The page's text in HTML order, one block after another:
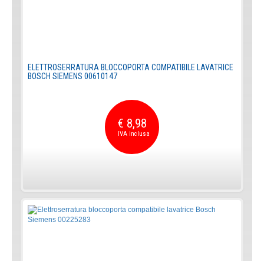
ELETTROSERRATURA BLOCCOPORTA COMPATIBILE LAVATRICE
BOSCH SIEMENS 00610147
€ 8,98